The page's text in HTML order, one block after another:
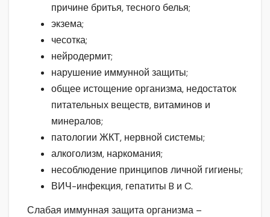
причине бритья, тесного белья;
экзема;
чесотка;
нейродермит;
нарушение иммунной защиты;
общее истощение организма, недостаток
питательных веществ, витаминов и
минералов;
патологии ЖКТ, нервной системы;
алкоголизм, наркомания;
несоблюдение принципов личной гигиены;
ВИЧ-инфекция, гепатиты B и C.
Слабая иммунная защита организма –